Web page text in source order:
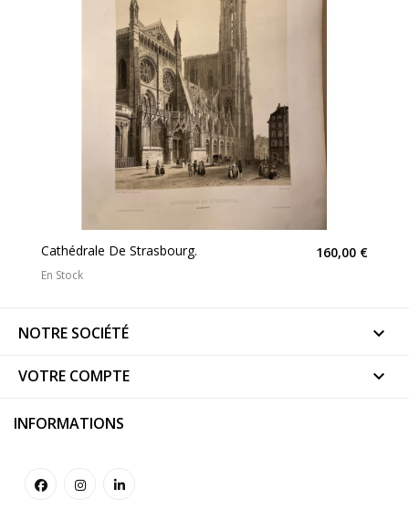
Cathédrale De Strasbourg. 160,00 €
En Stock
NOTRE SOCIÉTÉ 
VOTRE COMPTE 
INFORMATIONS